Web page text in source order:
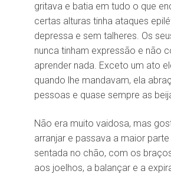
gritava e batia em tudo o que
certas alturas tinha ataques
depressa e sem talheres. Os
nunca tinham expressão e não
aprender nada. Exceto um ato
quando lhe mandavam, ela
pessoas e quase sempre as
Não era muito vaidosa, mas
arranjar e passava a maior
sentada no chão, com os
aos joelhos, a balançar e a